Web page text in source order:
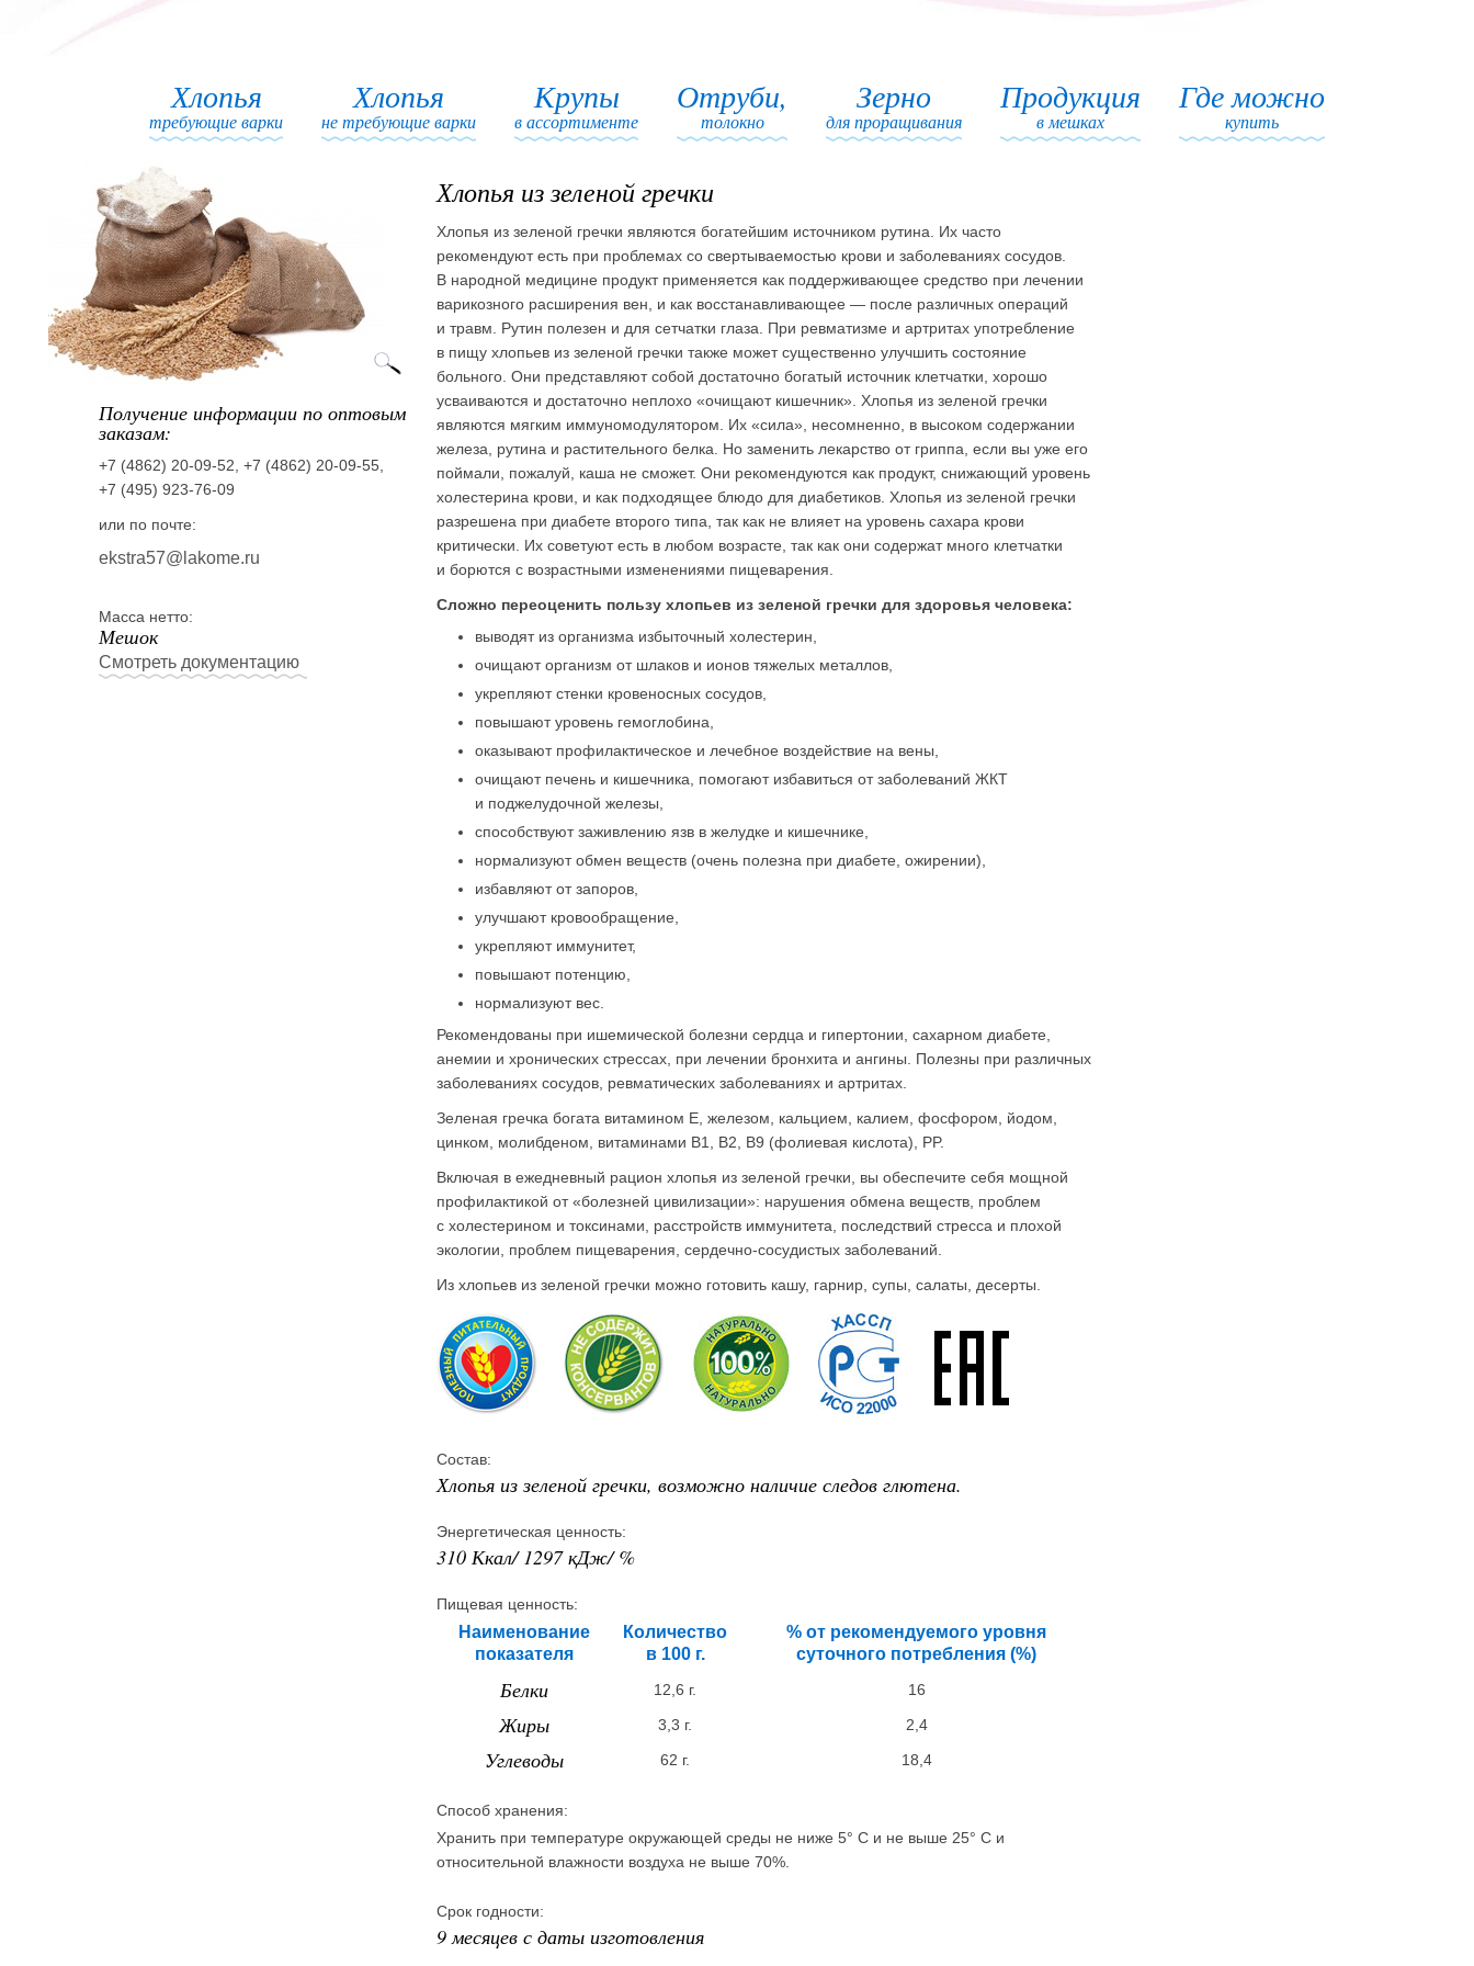
Хлопья
требующие варки
Хлопья
не требующие варки
Крупы
в ассортименте
Отруби,
толокно
Зерно
для проращивания
Продукция
в мешках
Где можно
купить
Хлопья из зеленой гречки
Хлопья из зеленой гречки являются богатейшим источником рутина. Их часто
рекомендуют есть при проблемах со свертываемостью крови и заболеваниях сосудов.
В народной медицине продукт применяется как поддерживающее средство при лечении
варикозного расширения вен, и как восстанавливающее — после различных операций
и травм. Рутин полезен и для сетчатки глаза. При ревматизме и артритах употребление
в пищу хлопьев из зеленой гречки также может существенно улучшить состояние
больного. Они представляют собой достаточно богатый источник клетчатки, хорошо
усваиваются и достаточно неплохо «очищают кишечник». Хлопья из зеленой гречки
являются мягким иммуномодулятором. Их «сила», несомненно, в высоком содержании
железа, рутина и растительного белка. Но заменить лекарство от гриппа, если вы уже его
поймали, пожалуй, каша не сможет. Они рекомендуются как продукт, снижающий уровень
холестерина крови, и как подходящее блюдо для диабетиков. Хлопья из зеленой гречки
разрешена при диабете второго типа, так как не влияет на уровень сахара крови
критически. Их советуют есть в любом возрасте, так как они содержат много клетчатки
и борются с возрастными изменениями пищеварения.
Сложно переоценить пользу хлопьев из зеленой гречки для здоровья человека:
выводят из организма избыточный холестерин,
очищают организм от шлаков и ионов тяжелых металлов,
укрепляют стенки кровеносных сосудов,
повышают уровень гемоглобина,
оказывают профилактическое и лечебное воздействие на вены,
очищают печень и кишечника, помогают избавиться от заболеваний ЖКТ
и поджелудочной железы,
способствуют заживлению язв в желудке и кишечнике,
нормализуют обмен веществ (очень полезна при диабете, ожирении),
избавляют от запоров,
улучшают кровообращение,
укрепляют иммунитет,
повышают потенцию,
нормализуют вес.
Рекомендованы при ишемической болезни сердца и гипертонии, сахарном диабете,
анемии и хронических стрессах, при лечении бронхита и ангины. Полезны при различных
заболеваниях сосудов, ревматических заболеваниях и артритах.
Зеленая гречка богата витамином Е, железом, кальцием, калием, фосфором, йодом,
цинком, молибденом, витаминами В1, В2, В9 (фолиевая кислота), PP.
Включая в ежедневный рацион хлопья из зеленой гречки, вы обеспечите себя мощной
профилактикой от «болезней цивилизации»: нарушения обмена веществ, проблем
с холестерином и токсинами, расстройств иммунитета, последствий стресса и плохой
экологии, проблем пищеварения, сердечно-сосудистых заболеваний.
Из хлопьев из зеленой гречки можно готовить кашу, гарнир, супы, салаты, десерты.
Состав:
Хлопья из зеленой гречки, возможно наличие следов глютена.
Энергетическая ценность:
310 Ккал/ 1297 кДж/ %
Пищевая ценность:
Наименование
показателя
Количество
в 100 г.
% от рекомендуемого уровня
суточного потребления (%)
Белки 12,6 г. 16
Жиры 3,3 г. 2,4
Углеводы 62 г. 18,4
Способ хранения:
Хранить при температуре окружающей среды не ниже 5° С и не выше 25° С и
относительной влажности воздуха не выше 70%.
Срок годности:
9 месяцев с даты изготовления
Получение информации по оптовым
заказам:
+7 (4862) 20-09-52, +7 (4862) 20-09-55,
+7 (495) 923-76-09
или по почте:
ekstra57@lakome.ru
Масса нетто:
Мешок
Смотреть документацию